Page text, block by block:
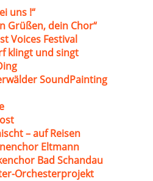
uns !“
Grüßen, dein Chor“
Voices Festival
klingt und singt
SoundPainting
– auf Reisen
Eltmann
Bad Schandau
Orchesterprojekt